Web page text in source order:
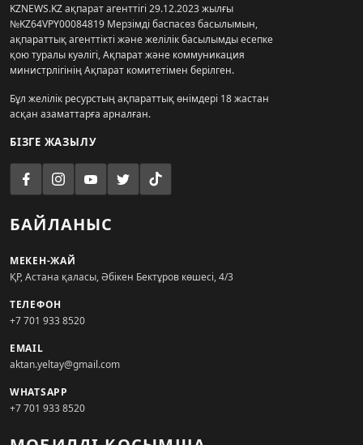
KZNEWS.KZ ақпарат агенттігі 29.12.2023 жылғы
№KZ64VPY00084819 Мерзімді баспасөз басылымын,
ақпараттық агенттікті және желілік басылымды есепке
қою туралы куәлігі, Ақпарат және коммуникация
министрлігінің Ақпарат комитетімен берілген.
Бұл желілік ресурстың ақпараттық өнімдері 18 жастан
асқан азаматтарға арналған.
БІЗГЕ ЖАЗЫЛУ
БАЙЛАНЫС
МЕКЕН-ЖАЙ
ҚР, Астана қаласы, Әбікен Бектұров көшесі, 4/3
ТЕЛЕФОН
+7 701 933 8520
EMAIL
aktan.yeltay@gmail.com
WHATSAPP
+7 701 933 8520